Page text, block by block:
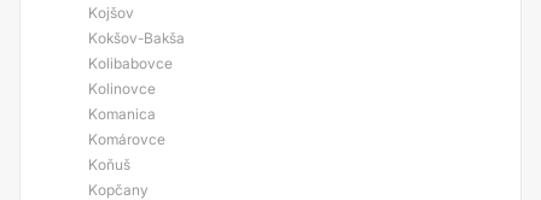
Kojšov
Kokšov-Bakša
Kolibabovce
Kolinovce
Komanica
Komárovce
Koňuš
Kopčany